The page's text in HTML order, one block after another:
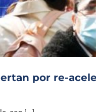
por re-